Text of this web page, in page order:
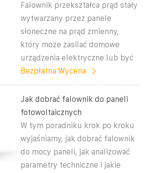
Falownik przekształca prąd stały
wytwarzany przez panele
słoneczne na prąd zmienny,
który może zasilać domowe
urządzenia elektryczne lub być
Bezpłatna Wycena
Jak dobrać falownik do paneli
fotowoltaicznych
W tym poradniku krok po kroku
wyjaśniamy, jak dobrać falownik
do mocy paneli, jak analizować
parametry techniczne i jakie